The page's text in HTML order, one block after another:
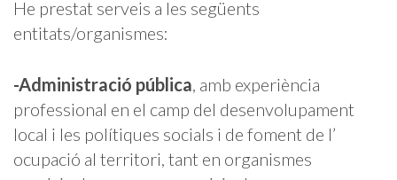
He prestat serveis a les següents
entitats/organismes:
-Administració pública, amb experiència
professional en el camp del desenvolupament
local i les polítiques socials i de foment de l’
ocupació al territori, tant en organismes